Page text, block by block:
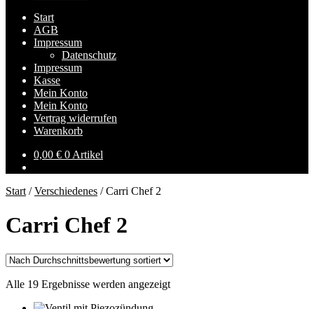
Start
AGB
Impressum
Datenschutz
Impressum
Kasse
Mein Konto
Mein Konto
Vertrag widerrufen
Warenkorb
0,00 € 0 Artikel
Start /Verschiedenes /Carri Chef 2
Carri Chef 2
Alle 19 Ergebnisse werden angezeigtNach